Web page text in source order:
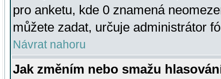
pro anketu, kde 0 znamená
můžete zadat, určuje administrátor
Návrat nahoru
Jak změním nebo smažu